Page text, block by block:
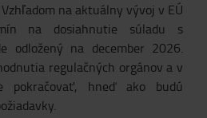
na aktuálny vývoj v EÚ
na dosiahnutie súladu s
odložený na december 2026.
regulačných orgánov a v
pokračovať, hneď ako budú